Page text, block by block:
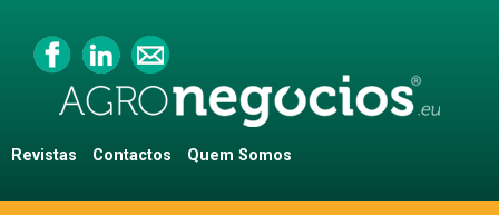
Revistas Contactos Quem Somos